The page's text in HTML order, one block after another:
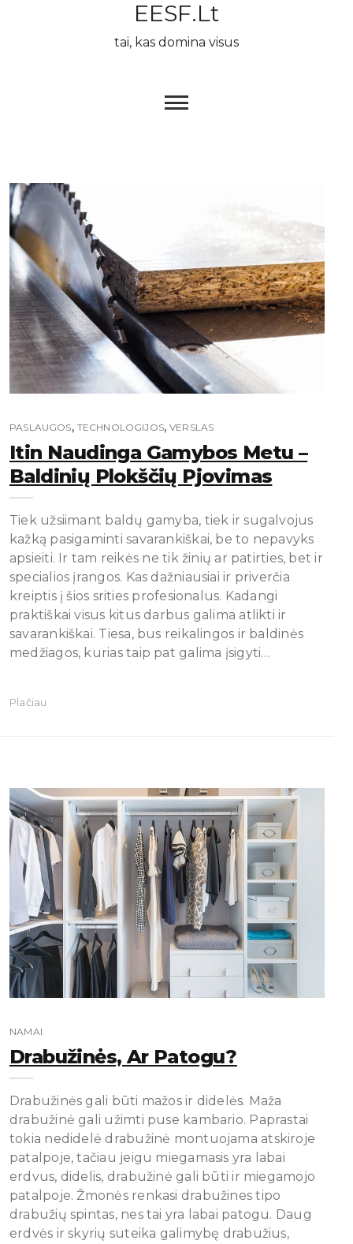
EESF.lt
tai, kas domina visus
PASLAUGOS, TECHNOLOGIJOS, VERSLAS
Itin Naudinga Gamybos Metu –
Baldinių Plokščių Pjovimas
Tiek užsiimant baldų gamyba, tiek ir sugalvojus
kažką pasigaminti savarankiškai, be to nepavyks
apsieiti. Ir tam reikės ne tik žinių ar patirties, bet ir
specialios įrangos. Kas dažniausiai ir priverčia
kreiptis į šios srities profesionalus. Kadangi
praktiškai visus kitus darbus galima atlikti ir
savarankiškai. Tiesa, bus reikalingos ir baldinės
medžiagos, kurias taip pat galima įsigyti…
Plačiau
NAMAI
Drabužinės, Ar Patogu?
Drabužinės gali būti mažos ir didelės. Maža
drabužinė gali užimti puse kambario. Paprastai
tokia nedidelė drabužinė montuojama atskiroje
patalpoje, tačiau jeigu miegamasis yra labai
erdvus, didelis, drabužinė gali būti ir miegamojo
patalpoje. Žmonės renkasi drabužines tipo
drabužių spintas, nes tai yra labai patogu. Daug
erdvės ir skyrių suteika galimybę drabužius,